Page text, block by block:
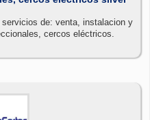
de: venta, instalacion y
cercos eléctricos.